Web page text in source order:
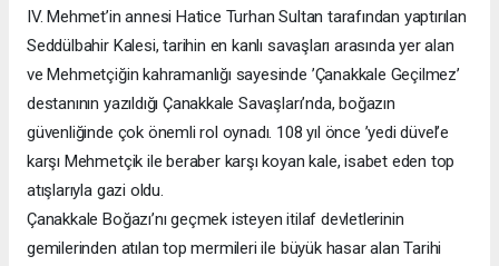
IV. Mehmet’in annesi Hatice Turhan Sultan tarafından yaptırılan
Seddülbahir Kalesi, tarihin en kanlı savaşları arasında yer alan
ve Mehmetçiğin kahramanlığı sayesinde ’Çanakkale Geçilmez’
destanının yazıldığı Çanakkale Savaşları’nda, boğazın
güvenliğinde çok önemli rol oynadı. 108 yıl önce ’yedi düvel’e
karşı Mehmetçik ile beraber karşı koyan kale, isabet eden top
atışlarıyla gazi oldu.
Çanakkale Boğazı’nı geçmek isteyen itilaf devletlerinin
gemilerinden atılan top mermileri ile büyük hasar alan Tarihi